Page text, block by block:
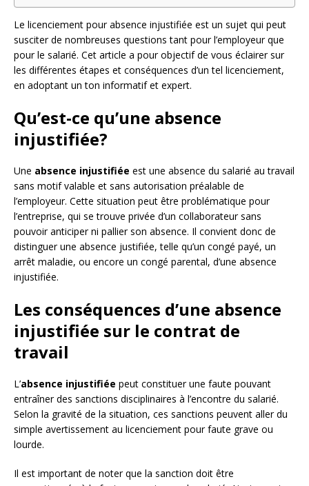
Le licenciement pour absence injustifiée est un sujet qui peut
susciter de nombreuses questions tant pour l’employeur que
pour le salarié. Cet article a pour objectif de vous éclairer sur
les différentes étapes et conséquences d’un tel licenciement,
en adoptant un ton informatif et expert.
Qu’est-ce qu’une absence
injustifiée?
Une absence injustifiée est une absence du salarié au travail
sans motif valable et sans autorisation préalable de
l’employeur. Cette situation peut être problématique pour
l’entreprise, qui se trouve privée d’un collaborateur sans
pouvoir anticiper ni pallier son absence. Il convient donc de
distinguer une absence justifiée, telle qu’un congé payé, un
arrêt maladie, ou encore un congé parental, d’une absence
injustifiée.
Les conséquences d’une absence
injustifiée sur le contrat de
travail
L’absence injustifiée peut constituer une faute pouvant
entraîner des sanctions disciplinaires à l’encontre du salarié.
Selon la gravité de la situation, ces sanctions peuvent aller du
simple avertissement au licenciement pour faute grave ou
lourde.
Il est important de noter que la sanction doit être